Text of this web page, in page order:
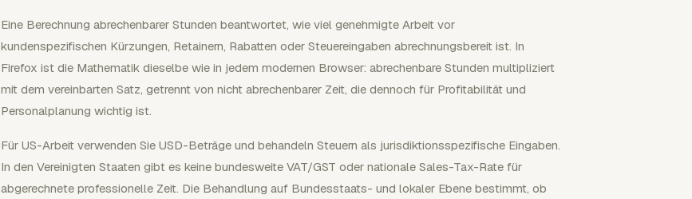
Eine Berechnung abrechenbarer Stunden beantwortet, wie viel genehmigte Arbeit vor
kundenspezifischen Kürzungen, Retainern, Rabatten oder Steuereingaben abrechnungsbereit ist. In
Firefox ist die Mathematik dieselbe wie in jedem modernen Browser: abrechenbare Stunden multipliziert
mit dem vereinbarten Satz, getrennt von nicht abrechenbarer Zeit, die dennoch für Profitabilität und
Personalplanung wichtig ist.
Für US-Arbeit verwenden Sie USD-Beträge und behandeln Steuern als jurisdiktionsspezifische Eingaben.
In den Vereinigten Staaten gibt es keine bundesweite VAT/GST oder nationale Sales-Tax-Rate für
abgerechnete professionelle Zeit. Die Behandlung auf Bundesstaats- und lokaler Ebene bestimmt, ob